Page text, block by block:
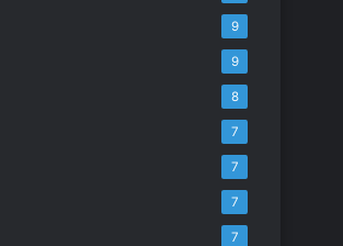
9
9
8
7
7
7
7